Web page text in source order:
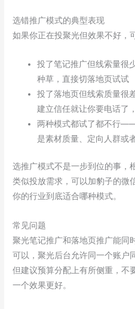
选错推广模式的典型表现
如果你正在投聚光但效果不好，
投了笔记推广但线索量
种草，直接切落地页试试
投了落地页但线索质量
建立信任就让你要电话了
两种模式都试了都不行
是素材质量、定向人群或
选推广模式不是一步到位的事，
类似投放需求，可以加豹子的微
你的行业到底适合哪种模式。
常见问题
聚光笔记推广和落地页推广能同
可以，聚光后台允许同一个账户
但建议预算分配上有所侧重，不
一个效果更好。